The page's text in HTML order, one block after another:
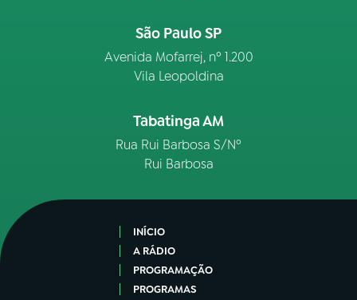
São Paulo SP
Avenida Mofarrej, nº 1.200
Vila Leopoldina
Tabatinga AM
Rua Rui Barbosa S/Nº
Rui Barbosa
INÍCIO
A RÁDIO
PROGRAMAÇÃO
PROGRAMAS